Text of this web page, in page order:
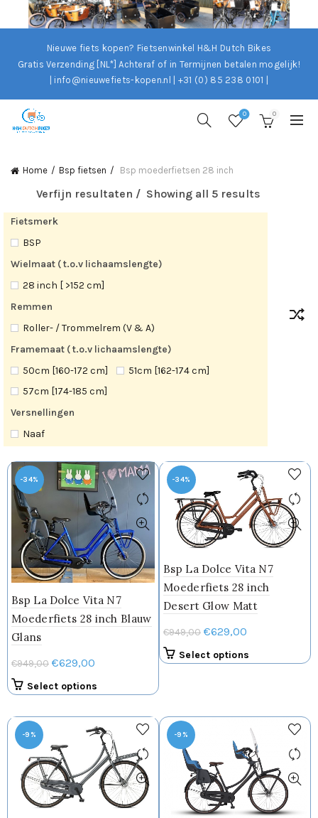
Nieuwe fiets kopen? Fietsenwinkel H&H Dutch Bikes
Gratis Verzending [NL*] Achteraf of in Termijnen betalen mogelijk!
| info@nieuwefiets-kopen.nl | +31 (0) 85 238 0101 |
0 0
Home Bsp fietsen Bsp moederfietsen 28 inch
Verfijn resultaten Showing all 5 results
Fietsmerk
BSP
Wielmaat ( t.o.v lichaamslengte)
28 inch [ >152 cm]
Remmen
Roller- / Trommelrem (V & A)
Framemaat ( t.o.v lichaamslengte)
50cm [160-172 cm]
51cm [162-174 cm]
57cm [174-185 cm]
Versnellingen
Naaf
-34%
Bsp La Dolce Vita N7
Moederfiets 28 inch Blauw
Glans
€949,00 Oorspronkelijke
was:
€949,00.
€629,00
is:
€629,00.
Select options
heeft
meerdere
variaties.
Deze
optie
kan
gekozen
-34%
Bsp La Dolce Vita N7
Moederfiets 28 inch
Desert Glow Matt
€949,00 Oorspronkelijke
prijs
was:
€629,00
is:
Select options
variaties.
Deze
optie
kan
gekozen
worden
op
-9% -9%